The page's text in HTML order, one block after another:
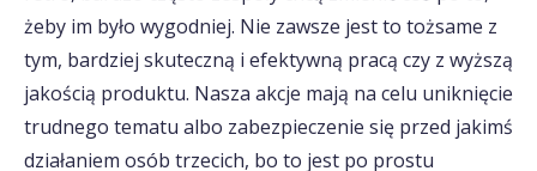
żeby im było wygodniej. Nie zawsze jest to tożsame z
tym, bardziej skuteczną i efektywną pracą czy z wyższą
jakością produktu. Nasza akcje mają na celu uniknięcie
trudnego tematu albo zabezpieczenie się przed jakimś
działaniem osób trzecich, bo to jest po prostu